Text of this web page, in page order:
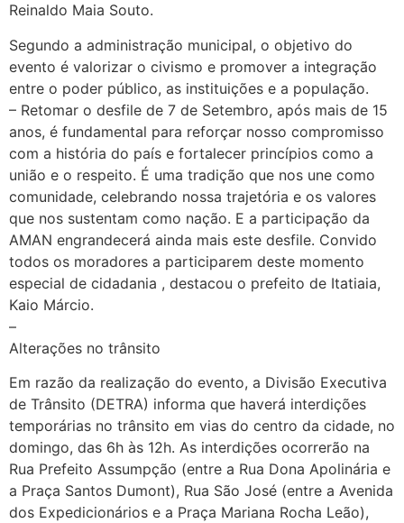
Reinaldo Maia Souto.
Segundo a administração municipal, o objetivo do
evento é valorizar o civismo e promover a integração
entre o poder público, as instituições e a população.
– Retomar o desfile de 7 de Setembro, após mais de 15
anos, é fundamental para reforçar nosso compromisso
com a história do país e fortalecer princípios como a
união e o respeito. É uma tradição que nos une como
comunidade, celebrando nossa trajetória e os valores
que nos sustentam como nação. E a participação da
AMAN engrandecerá ainda mais este desfile. Convido
todos os moradores a participarem deste momento
especial de cidadania , destacou o prefeito de Itatiaia,
Kaio Márcio.
–
Alterações no trânsito
Em razão da realização do evento, a Divisão Executiva
de Trânsito (DETRA) informa que haverá interdições
temporárias no trânsito em vias do centro da cidade, no
domingo, das 6h às 12h. As interdições ocorrerão na
Rua Prefeito Assumpção (entre a Rua Dona Apolinária e
a Praça Santos Dumont), Rua São José (entre a Avenida
dos Expedicionários e a Praça Mariana Rocha Leão),